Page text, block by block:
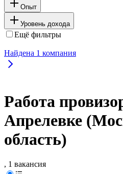
Опыт
Уровень дохода
Ещё фильтры
Найдена 1 компания
Работа
Апрелевке
область)
, 1 вакансия